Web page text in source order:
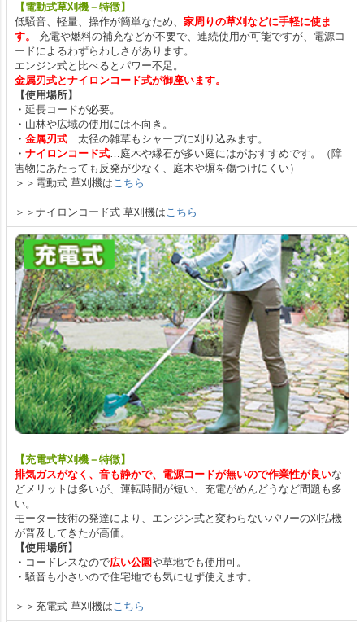
【電動式草刈機－特徴】
低騒音、軽量、操作が簡単なため、 家周りの草刈などに手軽に使ま
す。
充電や燃料の補充などが不要で、連続使用が可能ですが、電源コ
ードによるわずらわしさがあります。
エンジン式と比べるとパワー不足。
金属刃式とナイロンコード式が御座います。
【使用場所】
・延長コードが必要。
・山林や広域の使用には不向き。
・ 金属刃式…太径の雑草もシャープに刈り込みます。
・ ナイロンコード式…庭木や縁石が多い庭にはがおすすめです。（障
害物にあたっても反発が少なく、庭木や塀を傷つけにくい）
＞＞電動式 草刈機はこちら
＞＞ナイロンコード式 草刈機はこちら
【充電式草刈機－特徴】
排気ガスがなく、音も静かで、電源コードが無いので作業性が良いな
どメリットは多いが、運転時間が短い、充電がめんどうなど問題も多
い。
モーター技術の発達により、エンジン式と変わらないパワーの刈払機
が普及してきたが高価。
【使用場所】
・コードレスなので広い公園や草地でも使用可。
・騒音も小さいので住宅地でも気にせず使えます。
＞＞充電式 草刈機はこちら